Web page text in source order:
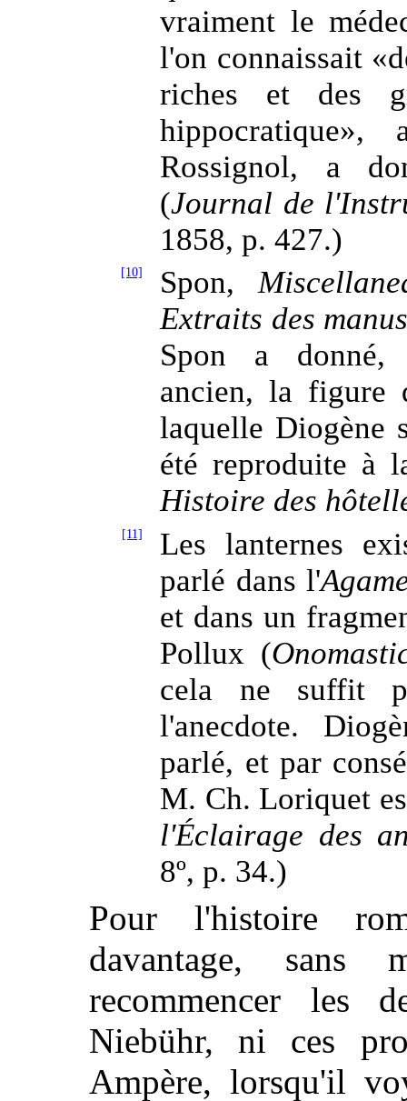
vraiment le
l'on connaissait
riches et des
Rossignol, a
(Journal de
1858, p. 427.)
[10] Spon,
Extraits des
Spon a donné,
ancien, la figure
laquelle Diogène
été reproduite à
Histoire des
[11]
Les lanternes
parlé dans l'
et dans un
Pollux (
cela ne suffit
l'anecdote.
parlé, et par
M. Ch. Loriquet
l'Éclairage des
8º, p. 34.)
Pour l'histoire
davantage, sans
recommencer les
Niebühr, ni ces
Ampère, lorsqu'il